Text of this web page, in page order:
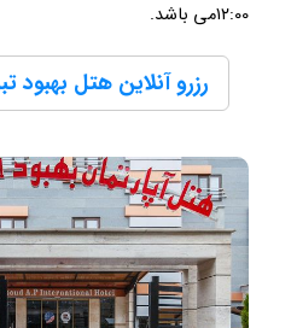
۱۲:00می باشد.
رزرو آنلاین هتل بهبود